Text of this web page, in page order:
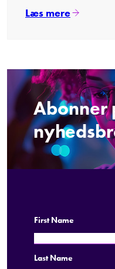
Læs mere
Abonner
First Name
Last Name